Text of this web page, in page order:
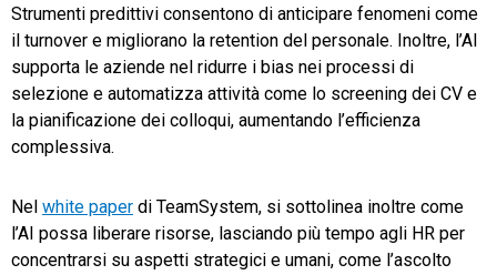
Strumenti predittivi consentono di anticipare fenomeni come
il turnover e migliorano la retention del personale. Inoltre, l’AI
supporta le aziende nel ridurre i bias nei processi di
selezione e automatizza attività come lo screening dei CV e
la pianificazione dei colloqui, aumentando l’efficienza
complessiva.
Nel white paper di TeamSystem, si sottolinea inoltre come
l’AI possa liberare risorse, lasciando più tempo agli HR per
concentrarsi su aspetti strategici e umani, come l’ascolto